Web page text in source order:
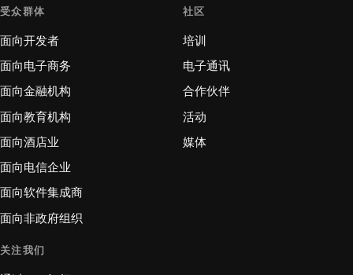
受众群体
面向开发者
面向电子商务
面向金融机构
面向教育机构
面向酒店业
面向电信企业
面向软件集成商
面向非政府组织
社区
培训
电子通讯
合作伙伴
活动
媒体
关注我们